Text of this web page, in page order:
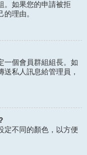
。如果您的申請被拒
理由。
一個會員群組組長。如
私人訊息給管理員，
定不同的顏色，以方便